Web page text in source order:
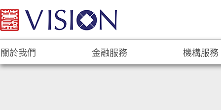
關於我們 金融服務 機構服務